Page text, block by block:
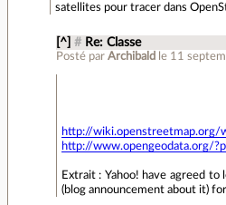
satellites pour tracer dans
[^] # Re: Classe
Posté par Archibald le 11
http://wiki.openstreetmap.org/
http://www.opengeodata.org/
Extrait : Yahoo! have agreed
(blog announcement about it)